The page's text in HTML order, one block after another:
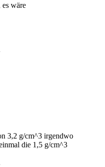
wäre
3,2 g/cm^3 irgendwo
die 1,5 g/cm^3